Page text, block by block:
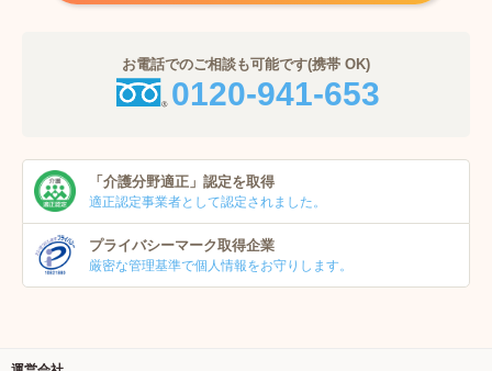
お電話でのご相談も可能です(携帯 OK)
0120-941-653
「介護分野適正」 認定を取得
適正認定事業者として認定されました。
プライバシーマーク取得企業
厳密な管理基準で個人情報をお守りします。